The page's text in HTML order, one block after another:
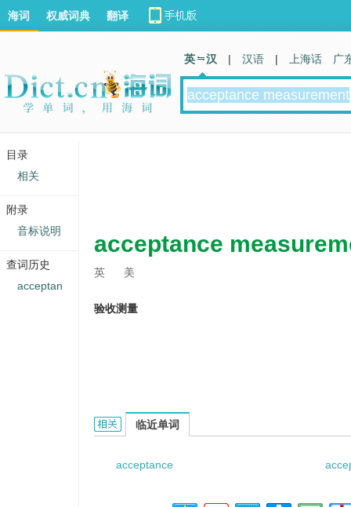
acceptance
英 美
验收测量
acceptance measurement的相关资料：
临近单词
acceptance
海词 权威词典 翻译
英 汉 | 汉语 | 上海话 广
目录
相关
附录
音标说明
查词历史
acceptan